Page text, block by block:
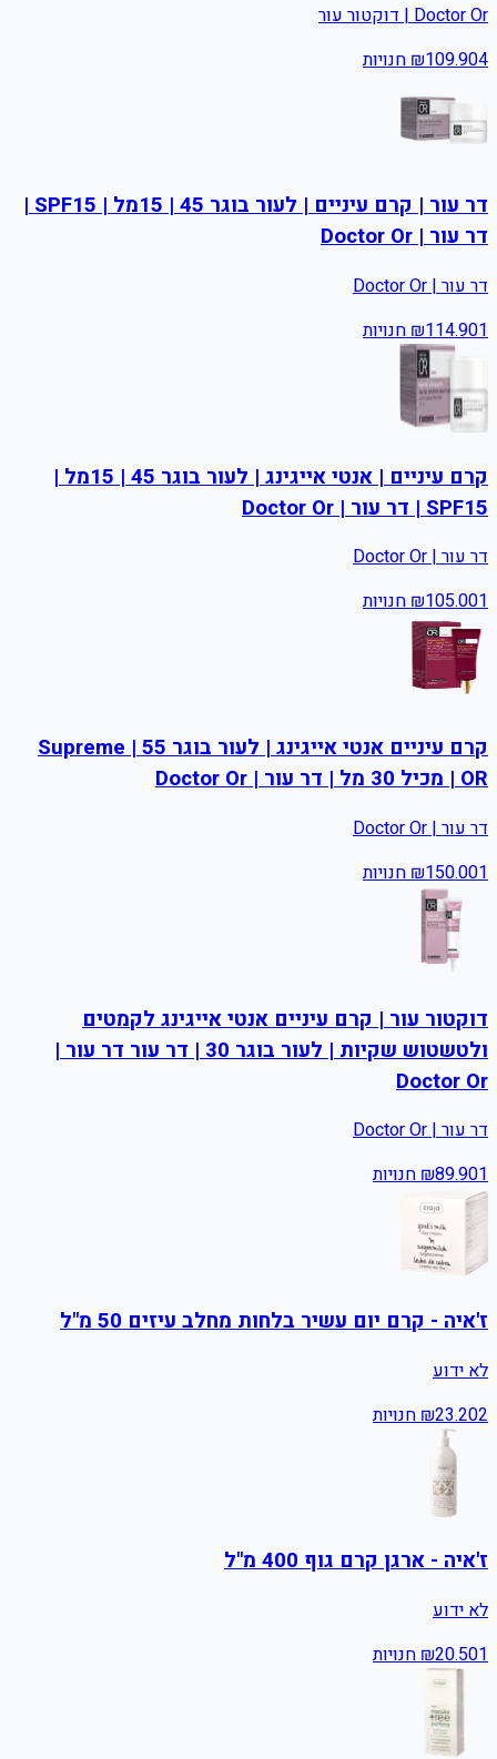
Doctor Or | דוקטור עור
₪109.904 חנויות
דר עור | קרם עיניים | לעור בוגר 45 | 15מל | SPF15 |
דר עור | Doctor Or
דר עור | Doctor Or
₪114.901 חנויות
קרם עיניים | אנטי אייגינג | לעור בוגר 45 | 15מל |
SPF15 | דר עור | Doctor Or
דר עור | Doctor Or
₪105.001 חנויות
קרם עיניים אנטי אייגינג | לעור בוגר 55 | Supreme
OR | מכיל 30 מל | דר עור | Doctor Or
דר עור | Doctor Or
₪150.001 חנויות
דוקטור עור | קרם עיניים אנטי אייגינג לקמטים
ולטשטוש שקיות | לעור בוגר 30 | דר עור דר עור |
Doctor Or
דר עור | Doctor Or
₪89.901 חנויות
ז'איה - קרם יום עשיר בלחות מחלב עיזים 50 מ"ל
לא ידוע
₪23.202 חנויות
ז'איה - ארגן קרם גוף 400 מ"ל
לא ידוע
₪20.501 חנויות